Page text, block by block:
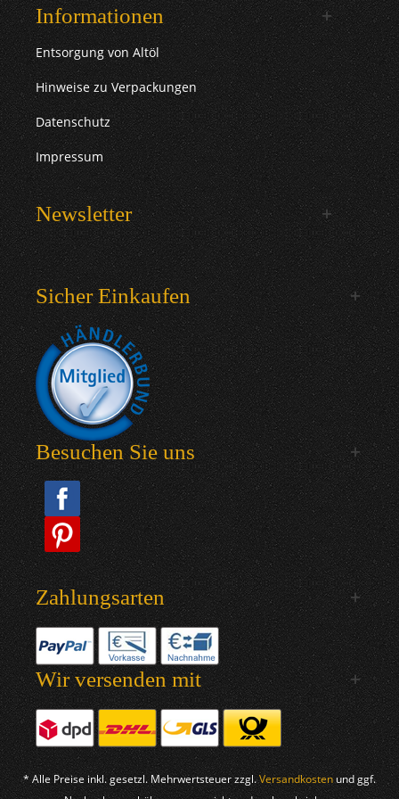
Informationen
Entsorgung von Altöl
Hinweise zu Verpackungen
Datenschutz
Impressum
Newsletter
Sicher Einkaufen
Besuchen Sie uns
Zahlungsarten
Wir versenden mit
* Alle Preise inkl. gesetzl. Mehrwertsteuer zzgl.Versandkosten und ggf.